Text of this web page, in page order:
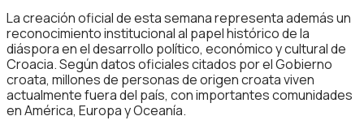
La creación oficial de esta semana representa además un
reconocimiento institucional al papel histórico de la
diáspora en el desarrollo político, económico y cultural de
Croacia. Según datos oficiales citados por el Gobierno
croata, millones de personas de origen croata viven
actualmente fuera del país, con importantes comunidades
en América, Europa y Oceanía.